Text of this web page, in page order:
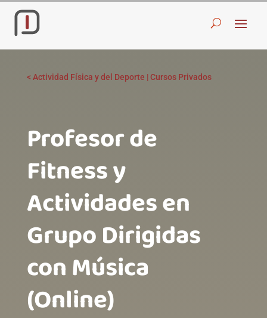
< Actividad Física y del Deporte |Cursos Privados
Profesor de
Fitness y
Actividades en
Grupo Dirigidas
con Música
(Online)